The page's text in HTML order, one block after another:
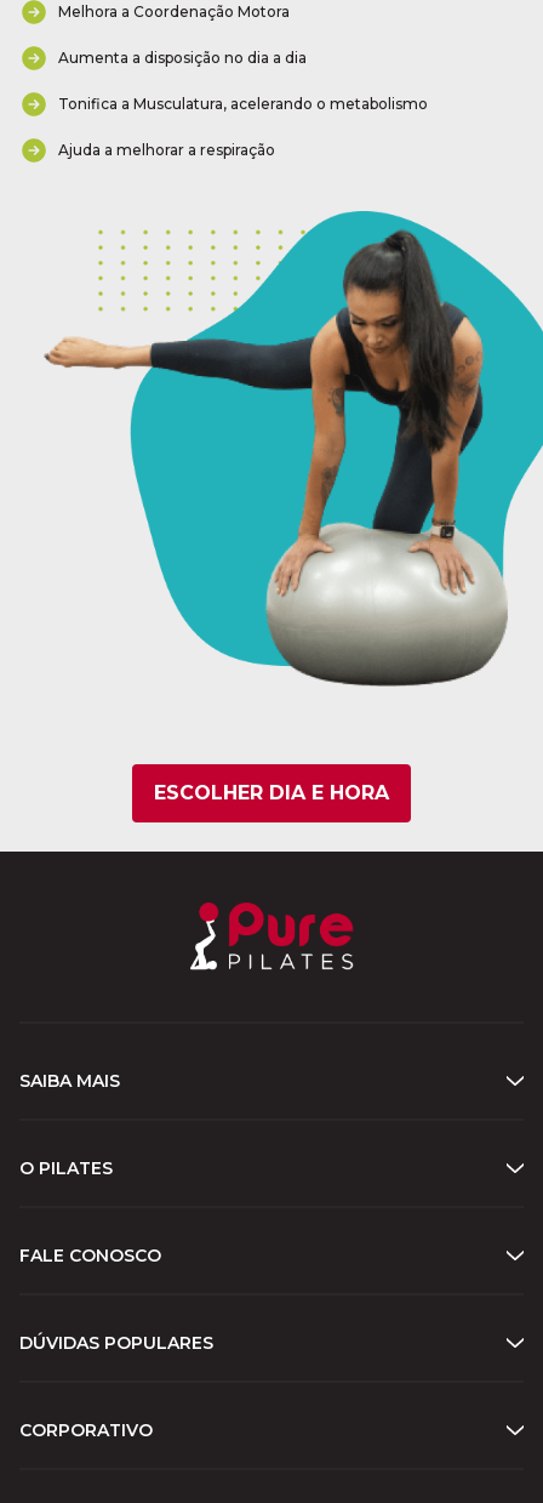
Melhora a Coordenação Motora
Aumenta a disposição no dia a dia
Tonifica a Musculatura, acelerando o metabolismo
Ajuda a melhorar a respiração
ESCOLHER DIA E HORA
SAIBA MAIS
O PILATES
FALE CONOSCO
DÚVIDAS POPULARES
CORPORATIVO